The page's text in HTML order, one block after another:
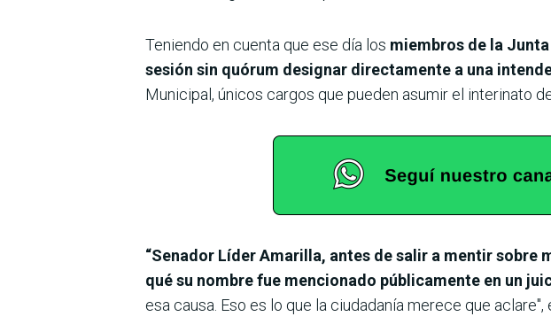
Teniendo en cuenta que ese día los miembros de la
sesión sin quórum designar directamente a una
Municipal, únicos cargos que pueden asumir el interinato
“Senador Líder Amarilla, antes de salir a mentir sobre
qué su nombre fue mencionado públicamente en un
esa causa. Eso es lo que la ciudadanía merece que